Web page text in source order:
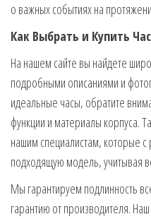
о важных событиях на
Как Выбрать и Купить
На нашем сайте вы найдете
подробными описаниями и
идеальные часы, обратите
функции и материалы корпуса.
нашим специалистам, которые
подходящую модель, учитывая
Мы гарантируем подлинность
гарантию от производителя.